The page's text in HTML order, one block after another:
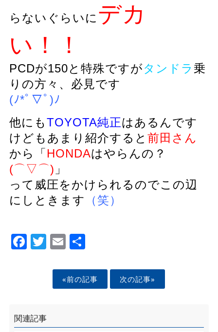
らないぐらいに デカ
い！！
PCDが150と特殊ですがタンドラ 乗
りの方々、必見です
(ﾉ*ﾟ▽ﾟ)ﾉ
他にもTOYOTA純正はあるんです
けどもあまり紹介すると 前田さん
から「HONDAはやらんの？
(⌒▽⌒) 」
って威圧をかけられるのでこの辺
にしときます
（笑）
Facebook
Twitter
EmailShare
«前の記事 次の記事»
関連記事